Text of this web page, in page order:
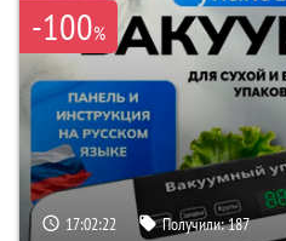
-100%
17:02:21 Получили:187